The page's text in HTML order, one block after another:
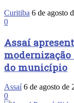
Curitiba 6 de agosto
0
Assaí
do município
Assaí 6 de agosto de
0